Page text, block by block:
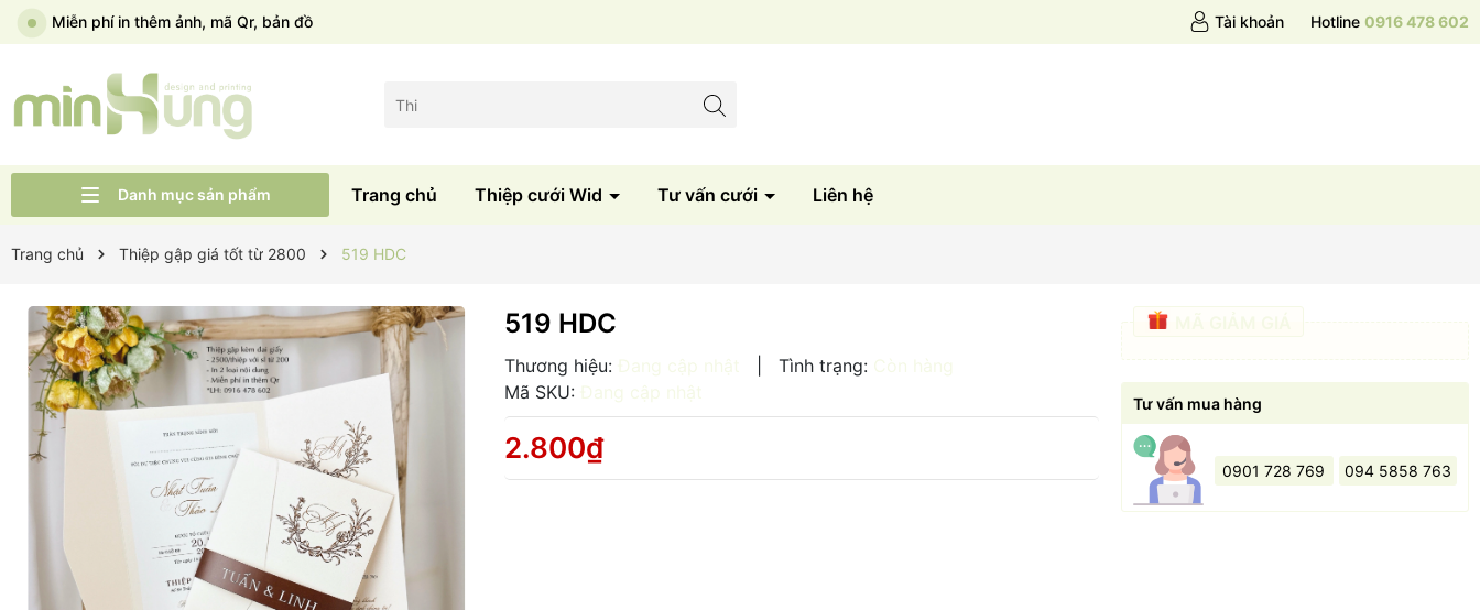
Miễn phí in thêm ảnh, mã Qr, bản đồ Tài khoản Hotline 0916 478 602
Danh mục sản phẩm Trang chủ Thiệp cưới Wid Tư vấn cưới Liên hệ
Trang chủ Thiệp gập giá tốt từ 2800 519 HDC
519 HDC
Thương hiệu: Đang cập nhật Tình trạng: Còn hàng
Mã SKU: Đang cập nhật
2.800₫
Tư vấn mua hàng
0901 728 769 094 5858 763